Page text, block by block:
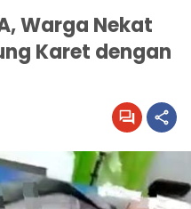
Warga Nekat
Karet dengan